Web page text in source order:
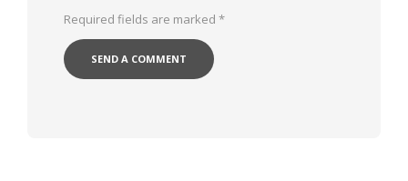
Required fields are marked *